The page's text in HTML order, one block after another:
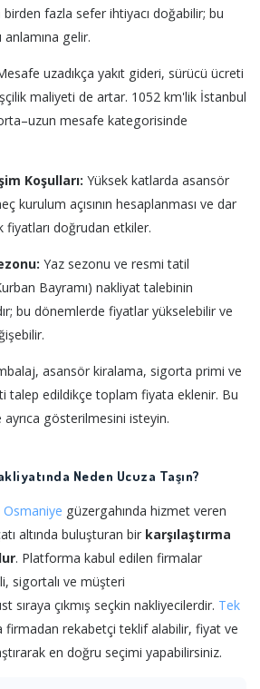
fazla sefer ihtiyacı doğabilir; bu
gelir.
uzadıkça yakıt gideri, sürücü ücreti
maliyeti de artar. 1052 km'lik İstanbul
mesafe kategorisinde
Koşulları: Yüksek katlarda asansör
kurulum açısının hesaplanması ve dar
fiyatları doğrudan etkiler.
Yaz sezonu ve resmi tatil
Bayramı) nakliyat talebinin
bu dönemlerde fiyatlar yükselebilir ve
asansör kiralama, sigorta primi ve
talep edildikçe toplam fiyata eklenir. Bu
gösterilmesini isteyin.
Neden Ucuza Taşın?
Osmaniye güzergahında hizmet veren
altında buluşturan bir karşılaştırma
. Platforma kabul edilen firmalar
sigortalı ve müşteri
sıraya çıkmış seçkin nakliyecilerdir. Tek
firmadan rekabetçi teklif alabilir, fiyat ve
en doğru seçimi yapabilirsiniz.